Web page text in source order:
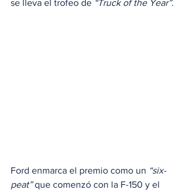
se lleva el trofeo de “Truck of the Year”.
Ford enmarca el premio como un “six-
peat” que comenzó con la F-150 y el